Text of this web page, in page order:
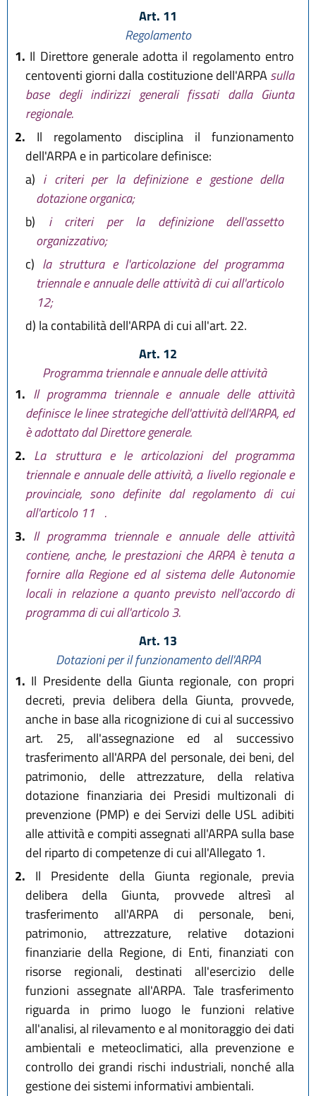
Art. 11
Regolamento
1. Il Direttore generale adotta il regolamento entro
centoventi giorni dalla costituzione dell'ARPAsulla
base degli indirizzi generali fissati dalla Giunta
regionale.
2. Il regolamento disciplina il funzionamento
dell'ARPA e in particolare definisce:
a) i criteri per la definizione e gestione della
dotazione organica;
b)
i criteri per la definizione dell'assetto
organizzativo;
c) la struttura e l'articolazione del programma
triennale e annuale delle attività di cui all'articolo
12;
d) la contabilità dell'ARPA di cui all'art. 22.
Art. 12
Programma triennale e annuale delle attività
1. Il programma triennale e annuale delle attività
definisce le linee strategiche dell'attività dell'ARPA, ed
è adottato dal Direttore generale.
2. La struttura e le articolazioni del programma
triennale e annuale delle attività, a livello regionale e
provinciale, sono definite dal regolamento di cui
all'articolo 11 .
3. Il programma triennale e annuale delle attività
contiene, anche, le prestazioni che ARPA è tenuta a
fornire alla Regione ed al sistema delle Autonomie
locali in relazione a quanto previsto nell'accordo di
programma di cui all'articolo 3.
Art. 13
Dotazioni per il funzionamento dell'ARPA
1. Il Presidente della Giunta regionale, con propri
decreti, previa delibera della Giunta, provvede,
anche in base alla ricognizione di cui al successivo
art. 25, all'assegnazione ed al successivo
trasferimento all'ARPA del personale, dei beni, del
patrimonio, delle attrezzature, della relativa
dotazione finanziaria dei Presidi multizonali di
prevenzione (PMP) e dei Servizi delle USL adibiti
alle attività e compiti assegnati all'ARPA sulla base
del riparto di competenze di cui all'Allegato 1.
2. Il Presidente della Giunta regionale, previa
delibera della Giunta, provvede altresì al
trasferimento all'ARPA di personale, beni,
patrimonio, attrezzature, relative dotazioni
finanziarie della Regione, di Enti, finanziati con
risorse regionali, destinati all'esercizio delle
funzioni assegnate all'ARPA. Tale trasferimento
riguarda in primo luogo le funzioni relative
all'analisi, al rilevamento e al monitoraggio dei dati
ambientali e meteoclimatici, alla prevenzione e
controllo dei grandi rischi industriali, nonché alla
gestione dei sistemi informativi ambientali.